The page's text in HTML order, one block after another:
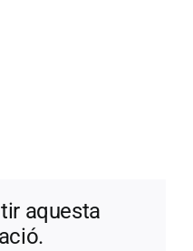
aquesta